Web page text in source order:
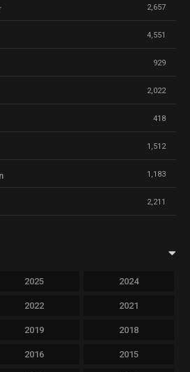
2,657
4,551
929
2,022
418
1,512
1,183
2,211
2025 2024
2022 2021
2019 2018
2016 2015